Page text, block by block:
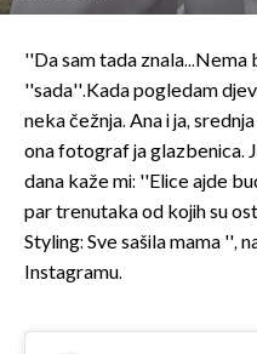
''Da sam tada
''sada''.Kada pogledam
neka čežnja. Ana i ja,
ona fotograf ja glazbenica.
dana kaže mi: ''Elice ajde
par trenutaka od kojih su
Styling: Sve sašila mama '',
Instagramu.